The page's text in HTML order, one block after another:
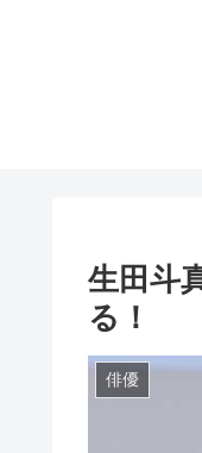
生田斗
る！
俳優